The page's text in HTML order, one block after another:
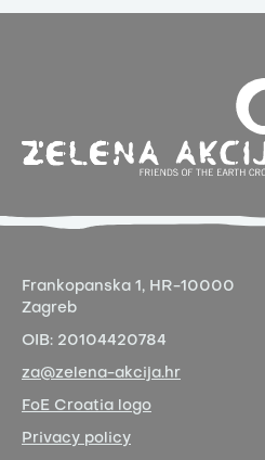
Frankopanska 1, HR-10000
Zagreb
OIB: 20104420784
za@zelena-akcija.hr
FoE Croatia logo
Privacy policy